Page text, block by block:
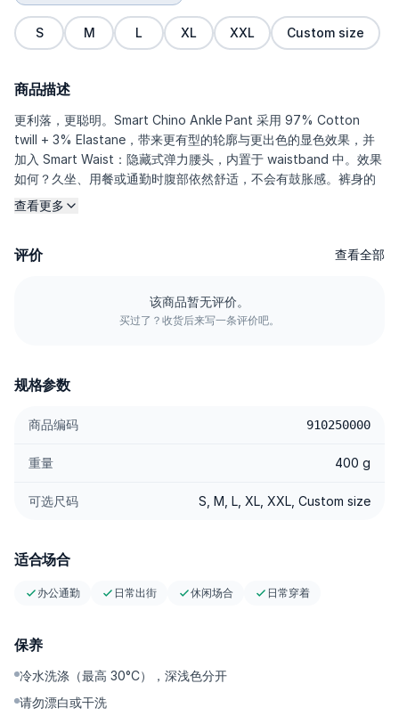
S M L XL XXL Custom size
商品描述
更利落，更聪明。Smart Chino Ankle Pant 采用 97% Cotton
twill + 3% Elastane，带来更有型的轮廓与更出色的显色效果，并
加入 Smart Waist：隐藏式弹力腰头，内置于 waistband 中。效果
如何？久坐、用餐或通勤时腹部依然舒适，不会有鼓胀感。裤身的
darts 省道设计塑造更利落的 tailored 线条，ankle 裤长与中线压褶
<\/p>
✨97% Cotton / 3% Elastane Twill — 透气棉质搭配稳定的斜纹织
内部；减轻腹部压迫感，腰围更灵活贴合，外观依旧平整利
✨Tailored Darts — 前后关键位置的省道设计修饰臀胯与臀部线
✨Tailored Stitching — 走线平直利落，针距清晰讲究；耐穿耐
用，线条始终干净。 <\/p>
✨Comfort Handfeel — 表面顺滑，透气循环表现佳；在闷热潮湿
✨Stretch & Adaptive — 3% 弹力配比，回弹表现优秀；活动自
✨Center Crease — 精准中线压褶，拉长腿部视觉比例，保持精致
利落的 polished look。 <\/p>
查看更多
评价 查看全部
该商品暂无评价。
买过了？收货后来写一条评价吧。
规格参数
商品编码 910250000
重量 400 g
可选尺码 S, M, L, XL, XXL, Custom size
适合场合
办公通勤 日常出街 休闲场合 日常穿着
保养
冷水洗涤（最高 30°C），深浅色分开
请勿漂白或干洗